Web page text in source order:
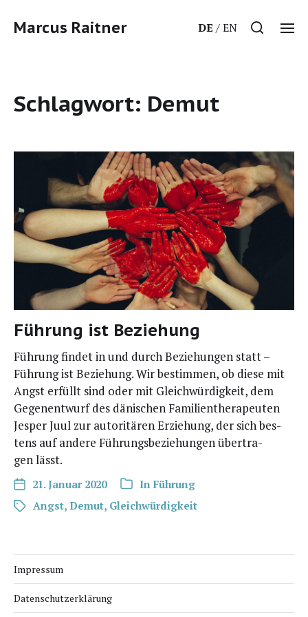
Marcus Raitner DE EN
Schlagwort: Demut
Führung ist Beziehung
Füh­rung fin­det in und durch Bezie­hun­gen statt –
Füh­rung ist Bezie­hung. Wir bestim­men, ob die­se mit
Angst erfüllt sind oder mit Gleich­wür­dig­keit, dem
Gegen­ent­wurf des däni­schen Fami­li­en­the­ra­peu­ten
Jes­per Juul zur auto­ri­tä­ren Erzie­hung, der sich bes­
tens auf ande­re Füh­rungs­be­zie­hun­gen über­tra­
gen lässt.
21. Januar 2020 In Führung
Angst, Demut, Gleichwürdigkeit
Impressum
Datenschutzerklärung